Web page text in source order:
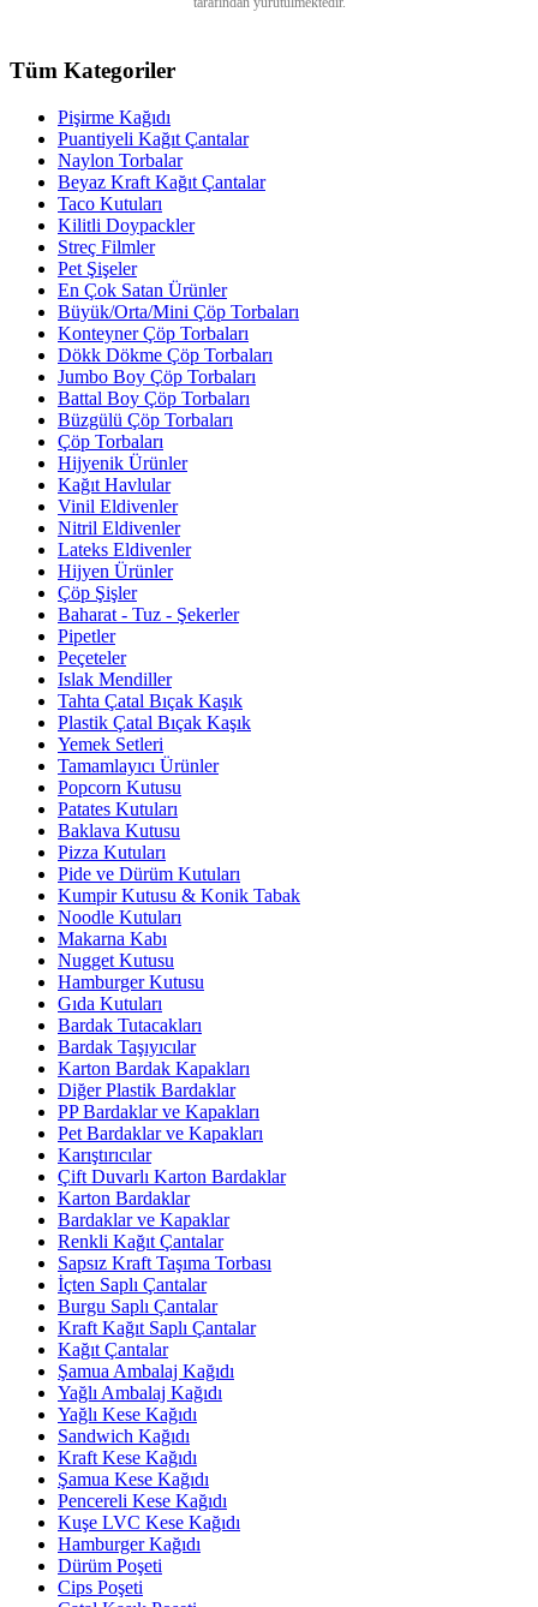
Tüm Kategoriler
Pişirme Kağıdı
Puantiyeli Kağıt Çantalar
Naylon Torbalar
Beyaz Kraft Kağıt Çantalar
Taco Kutuları
Kilitli Doypackler
Streç Filmler
Pet Şişeler
En Çok Satan Ürünler
Büyük/Orta/Mini Çöp Torbaları
Konteyner Çöp Torbaları
Dökk Dökme Çöp Torbaları
Jumbo Boy Çöp Torbaları
Battal Boy Çöp Torbaları
Büzgülü Çöp Torbaları
Çöp Torbaları
Hijyenik Ürünler
Kağıt Havlular
Vinil Eldivenler
Nitril Eldivenler
Lateks Eldivenler
Hijyen Ürünler
Çöp Şişler
Baharat - Tuz - Şekerler
Pipetler
Peçeteler
Islak Mendiller
Tahta Çatal Bıçak Kaşık
Plastik Çatal Bıçak Kaşık
Yemek Setleri
Tamamlayıcı Ürünler
Popcorn Kutusu
Patates Kutuları
Baklava Kutusu
Pizza Kutuları
Pide ve Dürüm Kutuları
Kumpir Kutusu & Konik Tabak
Noodle Kutuları
Makarna Kabı
Nugget Kutusu
Hamburger Kutusu
Gıda Kutuları
Bardak Tutacakları
Bardak Taşıyıcılar
Karton Bardak Kapakları
Diğer Plastik Bardaklar
PP Bardaklar ve Kapakları
Pet Bardaklar ve Kapakları
Karıştırıcılar
Çift Duvarlı Karton Bardaklar
Karton Bardaklar
Bardaklar ve Kapaklar
Renkli Kağıt Çantalar
Sapsız Kraft Taşıma Torbası
İçten Saplı Çantalar
Burgu Saplı Çantalar
Kraft Kağıt Saplı Çantalar
Kağıt Çantalar
Şamua Ambalaj Kağıdı
Yağlı Ambalaj Kağıdı
Yağlı Kese Kağıdı
Sandwich Kağıdı
Kraft Kese Kağıdı
Şamua Kese Kağıdı
Pencereli Kese Kağıdı
Kuşe LVC Kese Kağıdı
Hamburger Kağıdı
Dürüm Poşeti
Cips Poşeti